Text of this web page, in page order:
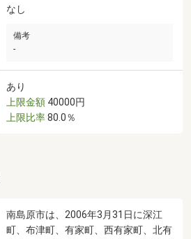
なし
備考
-
あり
上限金額 40000円
上限比率80.0％
南島原市は、2006年3月31日に深江
町、布津町、有家町、西有家町、北有